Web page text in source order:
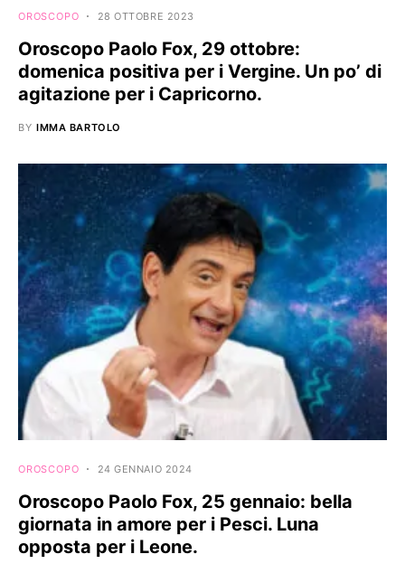
OROSCOPO 28 OTTOBRE 2023
Oroscopo Paolo Fox, 29 ottobre:
domenica positiva per i Vergine. Un po’ di
agitazione per i Capricorno.
BY IMMA BARTOLO
OROSCOPO 24 GENNAIO 2024
Oroscopo Paolo Fox, 25 gennaio: bella
giornata in amore per i Pesci. Luna
opposta per i Leone.